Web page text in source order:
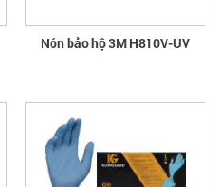
Nón bảo hộ 3M H810V-UV